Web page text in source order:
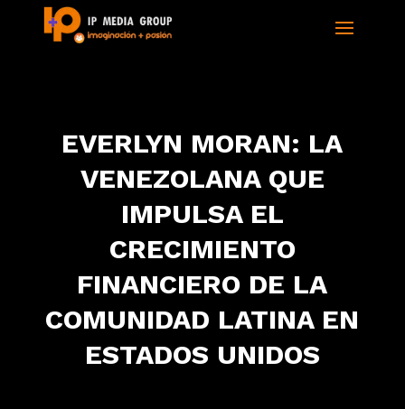
EVERLYN MORAN: LA
VENEZOLANA QUE
IMPULSA EL
CRECIMIENTO
FINANCIERO DE LA
COMUNIDAD LATINA EN
ESTADOS UNIDOS